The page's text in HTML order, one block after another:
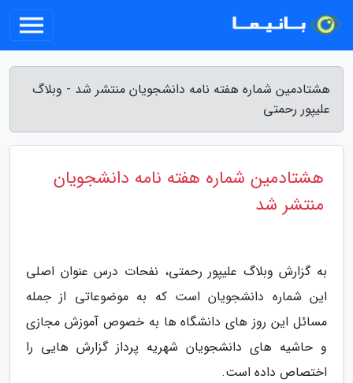
هشتادمین شماره هفته نامه دانشجویان منتشر شد - وبلاگ
علیپور رحمتی
هشتادمین شماره هفته نامه دانشجویان
منتشر شد
به گزارش وبلاگ علیپور رحمتی، نفحات درس عنوان اصلی
این شماره دانشجویان است که به موضوعاتی از جمله
مسائل این روز های دانشگاه ها به خصوص آموزش مجازی
و حاشیه های دانشجویان شهریه پرداز گزارش هایی را
اختصاص داده است.